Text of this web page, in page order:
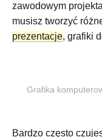
zawodowym
musisz tworzyć
prezentacje, grafiki
Grafika
Bardzo często